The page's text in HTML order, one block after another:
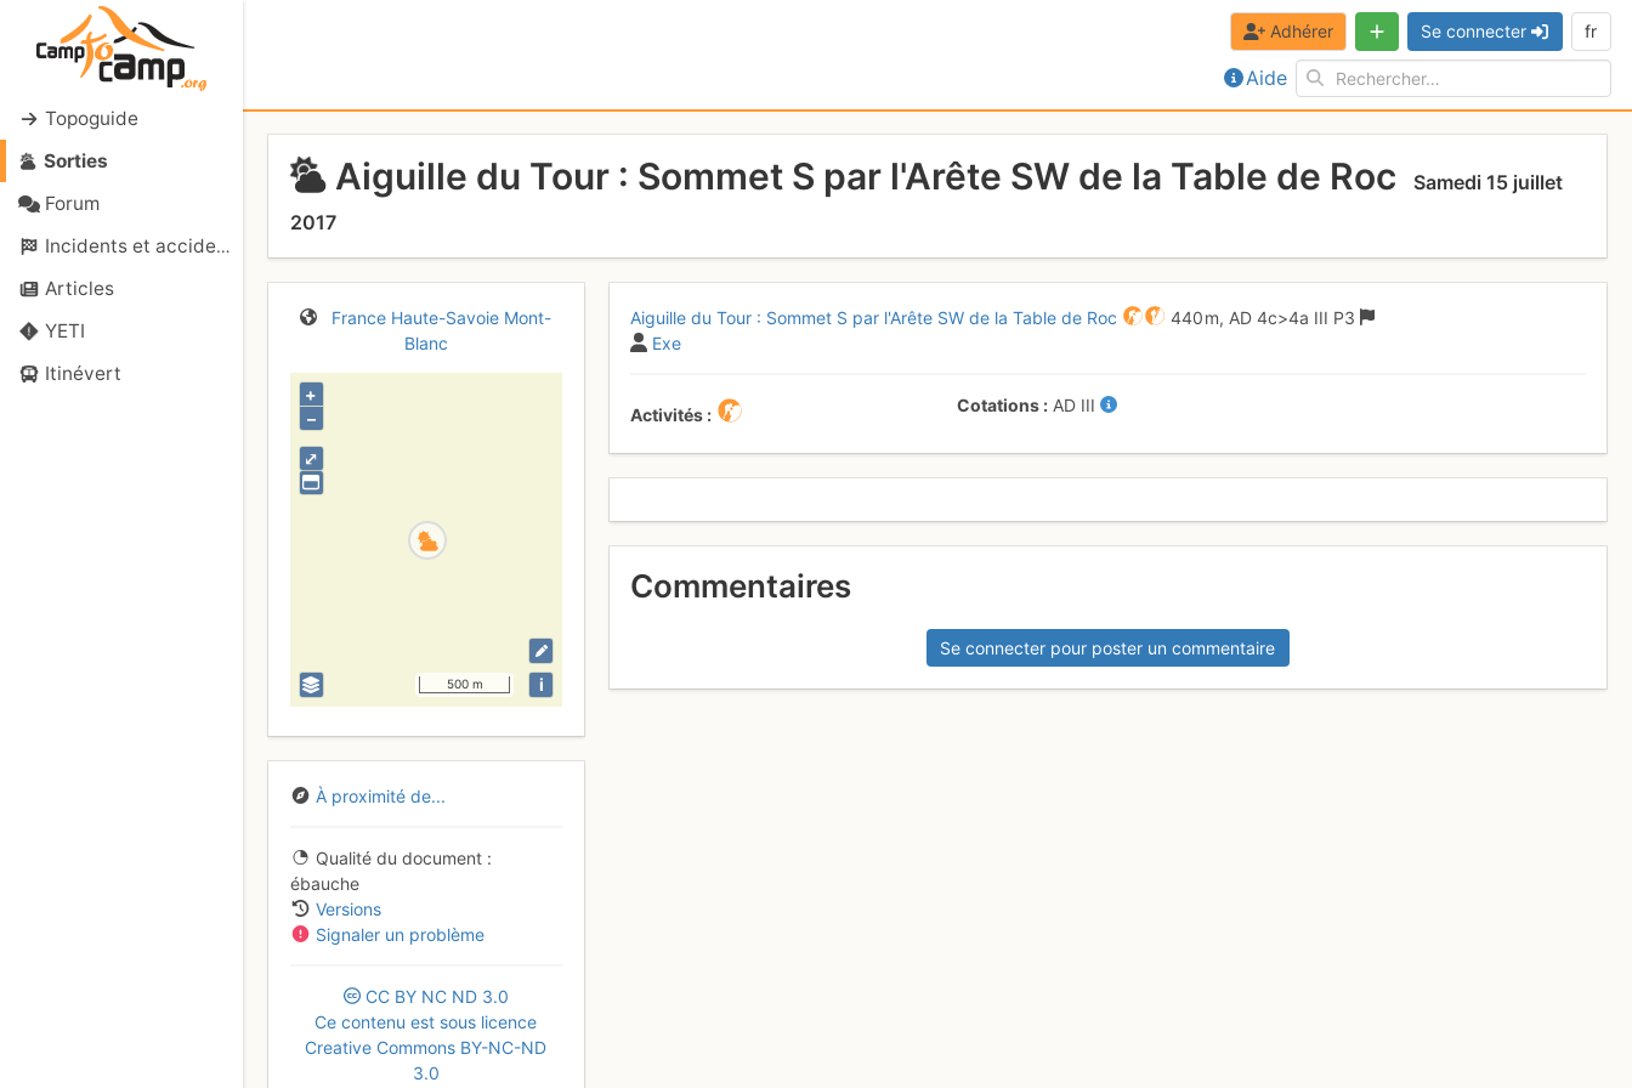
Topoguide
Sorties
Forum
Incidents et accidents
Articles
YETI
Itinévert
Aide
Adhérer Se connecter fr
Aiguille du Tour : Sommet S par l'Arête SW de la Table de Roc
Samedi 15 juillet
2017
France Haute-Savoie Mont-
Blanc
⤢
+
–
500 m i
À proximité de...
Qualité du document
ébauche
Versions
Signaler un problème
CC BY NC ND 3.0
Ce contenu est sous licence
Creative Commons BY-NC-ND
3.0
Aiguille du Tour : Sommet S par l'Arête SW de la Table de Roc 440 m, AD4c>4a III P3
Exe
Activités Cotations AD III
Commentaires
Se connecter pour poster un commentaire